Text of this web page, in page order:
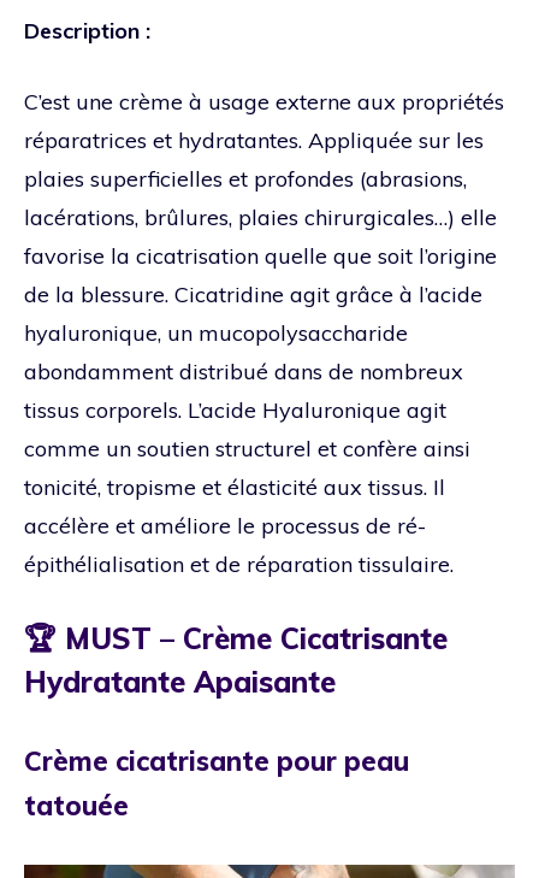
Description :
C’est une crème à usage externe aux propriétés
réparatrices et hydratantes. Appliquée sur les
plaies superficielles et profondes (abrasions,
lacérations, brûlures, plaies chirurgicales…) elle
favorise la cicatrisation quelle que soit l’origine
de la blessure. Cicatridine agit grâce à l’acide
hyaluronique, un mucopolysaccharide
abondamment distribué dans de nombreux
tissus corporels. L’acide Hyaluronique agit
comme un soutien structurel et confère ainsi
tonicité, tropisme et élasticité aux tissus. Il
accélère et améliore le processus de ré-
épithélialisation et de réparation tissulaire.
🏆 MUST – Crème Cicatrisante
Hydratante Apaisante
Crème cicatrisante pour peau
tatouée